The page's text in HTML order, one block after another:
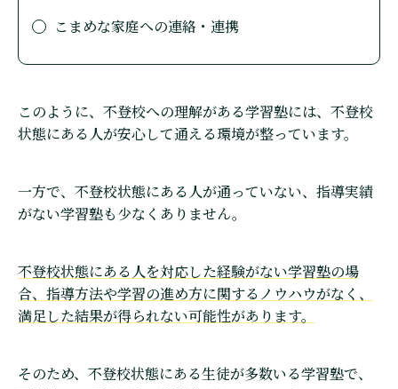
こまめな家庭への連絡・連携
このように、不登校への理解がある学習塾には、不登校
状態にある人が安心して通える環境が整っています。
一方で、不登校状態にある人が通っていない、指導実績
がない学習塾も少なくありません。
不登校状態にある人を対応した経験がない学習塾の場
合、指導方法や学習の進め方に関するノウハウがなく、
満足した結果が得られない可能性があります。
そのため、不登校状態にある生徒が多数いる学習塾で、